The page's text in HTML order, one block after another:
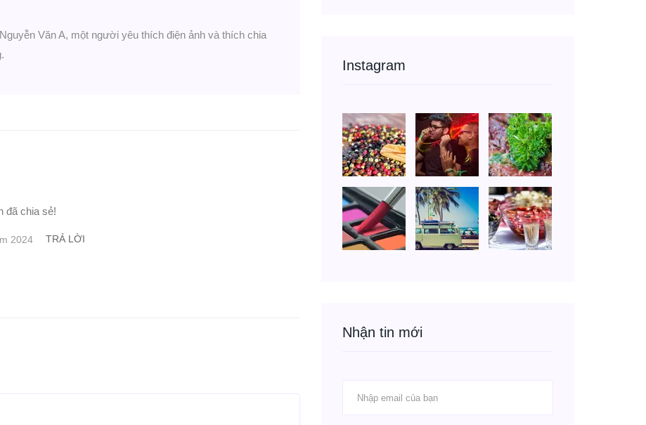
Văn A, một người yêu thích điện ảnh và thích chia
đã chia sẻ!
2024 TRẢ LỜI
Instagram
Nhận tin mới